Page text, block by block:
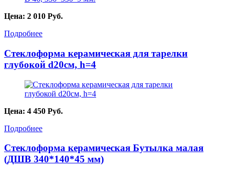
Цена: 2 010 Руб.
Подробнее
Стеклоформа керамическая для тарелки
глубокой d20см, h=4
Цена: 4 450 Руб.
Подробнее
Стеклоформа керамическая Бутылка малая
(ДШВ 340*140*45 мм)